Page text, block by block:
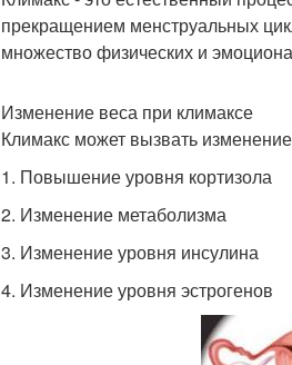
прекращением менструальных
множество физических и
Изменение веса при климаксе
Климакс может вызвать
1. Повышение уровня кортизола
2. Изменение метаболизма
3. Изменение уровня инсулина
4. Изменение уровня эстрогенов